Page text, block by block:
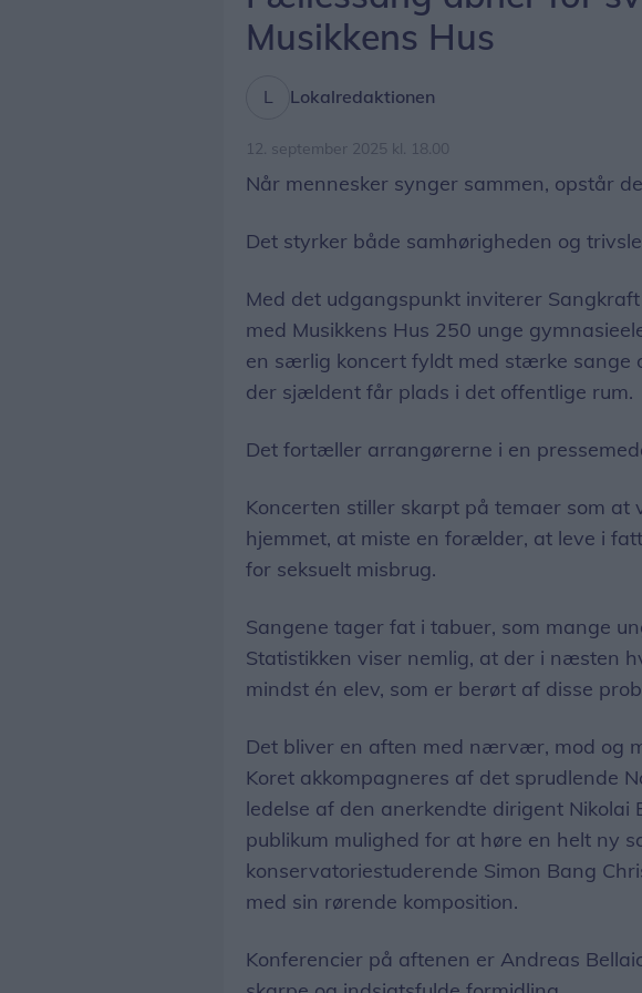
Musikkens Hus
Lokalredaktionen
12. september 2025 kl. 18.00
Når mennesker synger sammen, opstår
Det styrker både samhørigheden og
Med det udgangspunkt inviterer
med Musikkens Hus 250 unge
en særlig koncert fyldt med stærke sange
der sjældent får plads i det offentlige rum.
Det fortæller arrangørerne i en
Koncerten stiller skarpt på temaer som at
hjemmet, at miste en forælder, at leve i
for seksuelt misbrug.
Sangene tager fat i tabuer, som mange
Statistikken viser nemlig, at der i næsten
mindst én elev, som er berørt af disse
Det bliver en aften med nærvær, mod og
Koret akkompagneres af det sprudlende
ledelse af den anerkendte dirigent Nikolai
publikum mulighed for at høre en helt ny
konservatoriestuderende Simon Bang
med sin rørende komposition.
Konferencier på aftenen er Andreas